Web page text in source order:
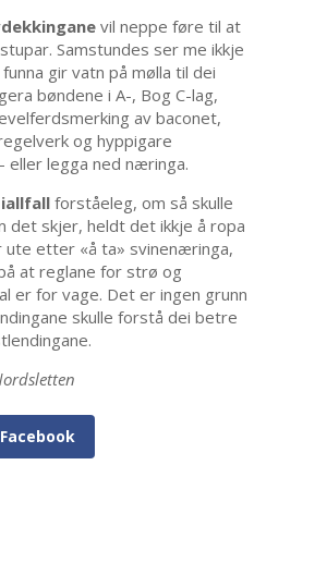
vil neppe føre til at
Samstundes ser me ikkje
gir vatn på mølla til dei
bøndene i A-, Bog C-lag,
av baconet,
og hyppigare
eller legga ned næringa.
forståeleg, om så skulle
det skjer, heldt det ikkje å ropa
ute etter «å ta» svinenæringa,
at reglane for strø og
er for vage. Det er ingen grunn
skulle forstå dei betre